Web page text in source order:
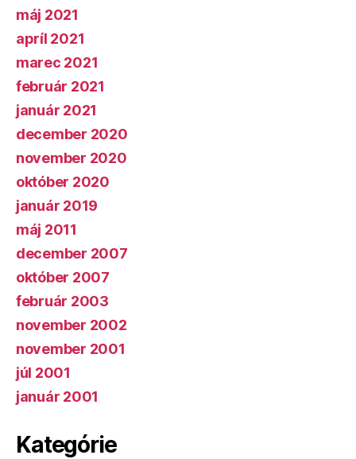
máj 2021
apríl 2021
marec 2021
február 2021
január 2021
december 2020
november 2020
október 2020
január 2019
máj 2011
december 2007
október 2007
február 2003
november 2002
november 2001
júl 2001
január 2001
Kategórie